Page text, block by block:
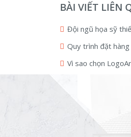
BÀI VIẾT LIÊN
Đội ngũ họa sỹ
Quy trình đặt
Vì sao chọn